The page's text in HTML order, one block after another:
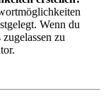
Wenn du
zu